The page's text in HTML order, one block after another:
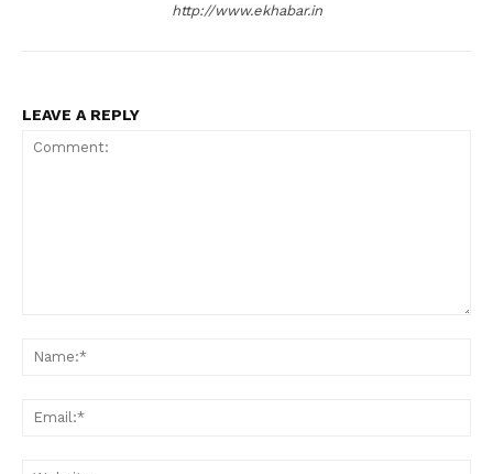
http://www.ekhabar.in
LEAVE A REPLY